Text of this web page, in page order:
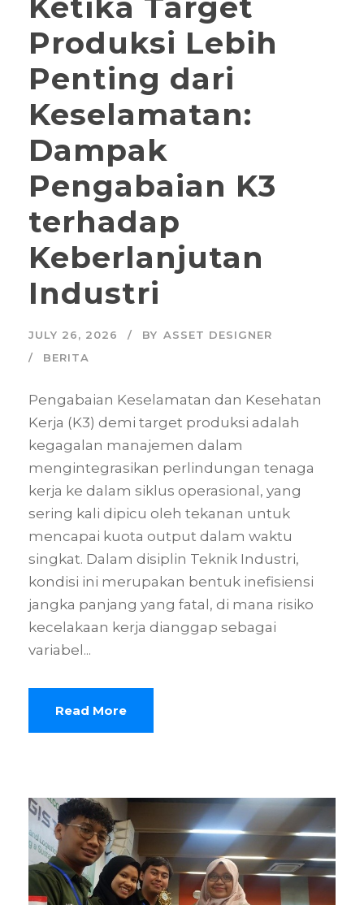
Produksi Lebih
Penting dari
Keselamatan:
Dampak
Pengabaian K3
terhadap
Keberlanjutan
Industri
JULY 26, 2026 BY ASSET DESIGNER
BERITA
Pengabaian Keselamatan dan Kesehatan
Kerja (K3) demi target produksi adalah
kegagalan manajemen dalam
mengintegrasikan perlindungan tenaga
kerja ke dalam siklus operasional, yang
sering kali dipicu oleh tekanan untuk
mencapai kuota output dalam waktu
singkat. Dalam disiplin Teknik Industri,
kondisi ini merupakan bentuk inefisiensi
jangka panjang yang fatal, di mana risiko
kecelakaan kerja dianggap sebagai
variabel...
Read More